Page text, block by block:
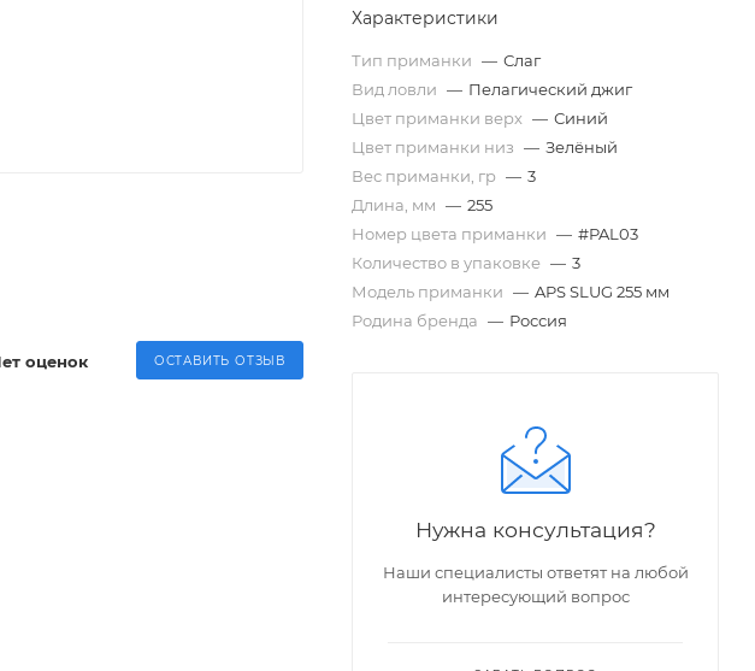
оценок ОСТАВИТЬ ОТЗЫВ
Характеристики
Тип приманки — Слаг
Вид ловли — Пелагический джиг
Цвет приманки верх — Синий
Цвет приманки низ — Зелёный
Вес приманки, гр — 3
Длина, мм — 255
Номер цвета приманки — #PAL03
Количество в упаковке — 3
Модель приманки — APS SLUG 255 мм
Родина бренда — Россия
Нужна консультация?
Наши специалисты ответят на любой
интересующий вопрос